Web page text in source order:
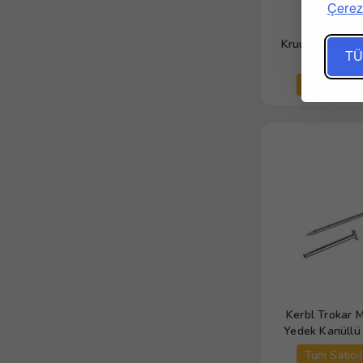
Kruuse
Tüm
Kerbl Trokar
Yedek Kanüllü
Tüm